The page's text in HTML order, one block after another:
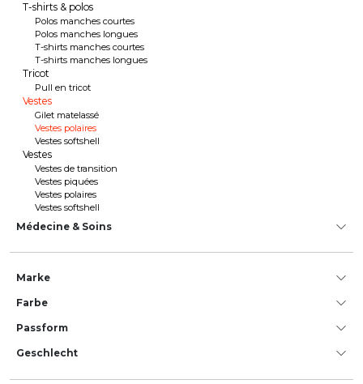
T-shirts & polos
Polos manches courtes
Polos manches longues
T-shirts manches courtes
T-shirts manches longues
Tricot
Pull en tricot
Vestes
Gilet matelassé
Vestes polaires
Vestes softshell
Vestes
Vestes de transition
Vestes piquées
Vestes polaires
Vestes softshell
Médecine & Soins
Marke
Farbe
Passform
Geschlecht